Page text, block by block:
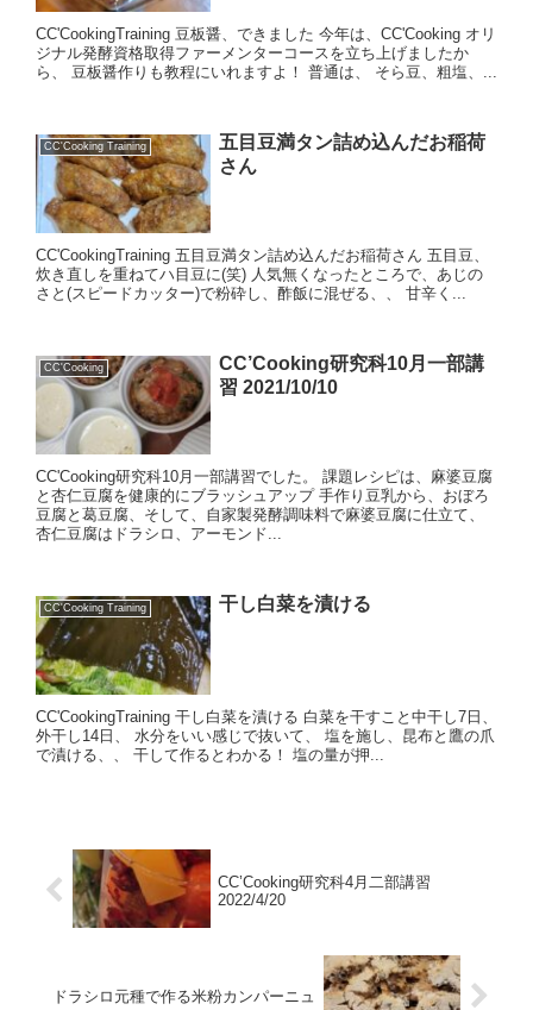
CC'CookingTraining 豆板醤、できました 今年は、CC'Cooking オリ
ジナル発酵資格取得ファーメンターコースを立ち上げましたか
ら、 豆板醤作りも教程にいれますよ！ 普通は、 そら豆、粗塩、...
CC'Cooking Training
五目豆満タン詰め込んだお稲荷
さん
CC'CookingTraining 五目豆満タン詰め込んだお稲荷さん 五目豆、
炊き直しを重ねてハ目豆に(笑) 人気無くなったところで、あじの
さと(スピードカッター)で粉砕し、酢飯に混ぜる、、 甘辛く...
CC'Cooking
CC’Cooking研究科10月一部講
習 2021/10/10
CC'Cooking研究科10月一部講習でした。 課題レシピは、麻婆豆腐
と杏仁豆腐を健康的にブラッシュアップ 手作り豆乳から、おぼろ
豆腐と葛豆腐、そして、自家製発酵調味料で麻婆豆腐に仕立て、
杏仁豆腐はドラシロ、アーモンド...
CC'Cooking Training 干し白菜を漬ける
CC'CookingTraining 干し白菜を漬ける 白菜を干すこと中干し7日、
外干し14日、 水分をいい感じで抜いて、 塩を施し、昆布と鷹の爪
で漬ける、、 干して作るとわかる！ 塩の量が押...
CC’Cooking研究科4月二部講習
2022/4/20
ドラシロ元種で作る米粉カンパーニュ